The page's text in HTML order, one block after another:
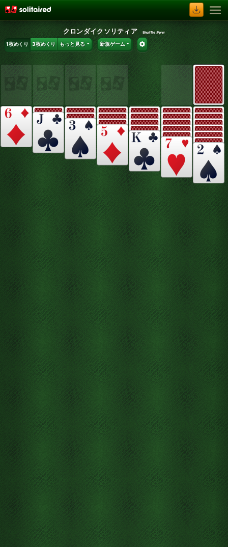
クロンダイクソリティア Shuffle:Ppvr
1枚めくり 3枚めくり もっと見る 新規ゲーム